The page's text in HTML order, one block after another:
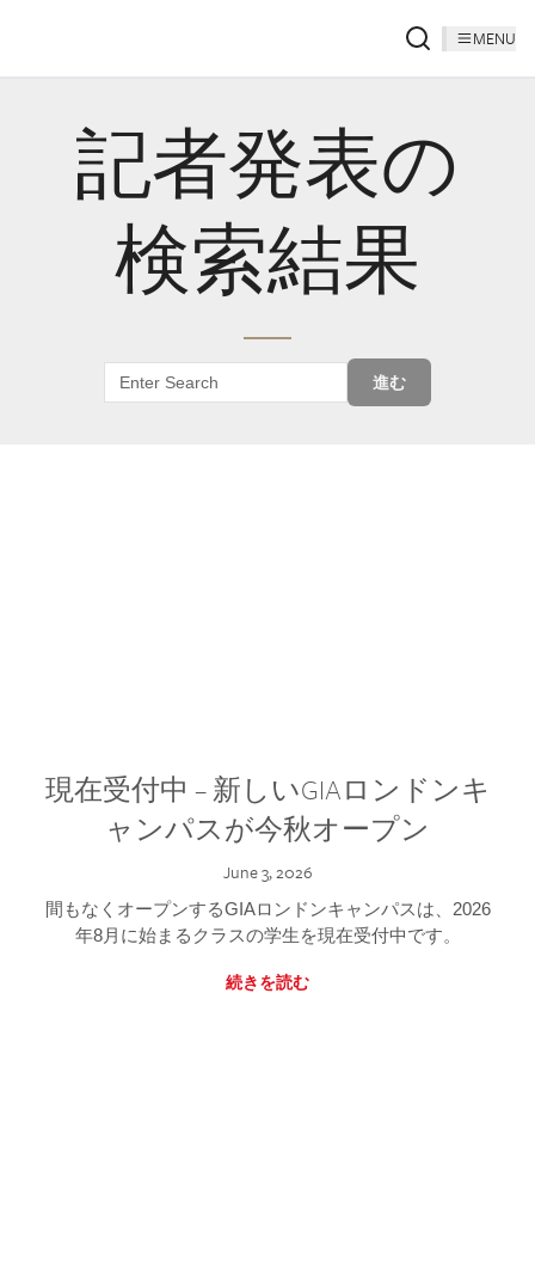
MENU
記者発表の
検索結果
進む
現在受付中 – 新しいGIAロンドンキ
ャンパスが今秋オープン
June 3, 2026
間もなくオープンするGIAロンドンキャンパスは、2026
年8月に始まるクラスの学生を現在受付中です。
続きを読む